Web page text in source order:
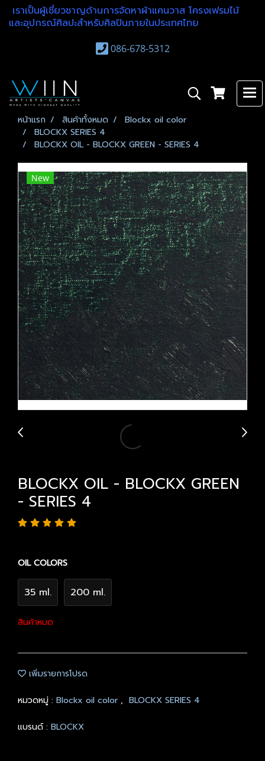
เราเป็นผู้เชี่ยวชาญด้านการจัดหาผ้าแคนวาส โครงเฟรมไม้
และอุปกรณ์ศิลปะสำหรับศิลปินภายในประเทศไทย
086-678-5312
หน้าแรก สินค้าทั้งหมด
Blockx oil color
BLOCKX SERIES 4
BLOCKX OIL - BLOCKX GREEN - SERIES 4
New
BLOCKX OIL - BLOCKX GREEN
- SERIES 4
OIL COLORS
35 ml. 200 ml.
สินค้าหมด
เพิ่มรายการโปรด
หมวดหมู่ : Blockx oil color , BLOCKX SERIES 4
แบรนด์ : BLOCKX